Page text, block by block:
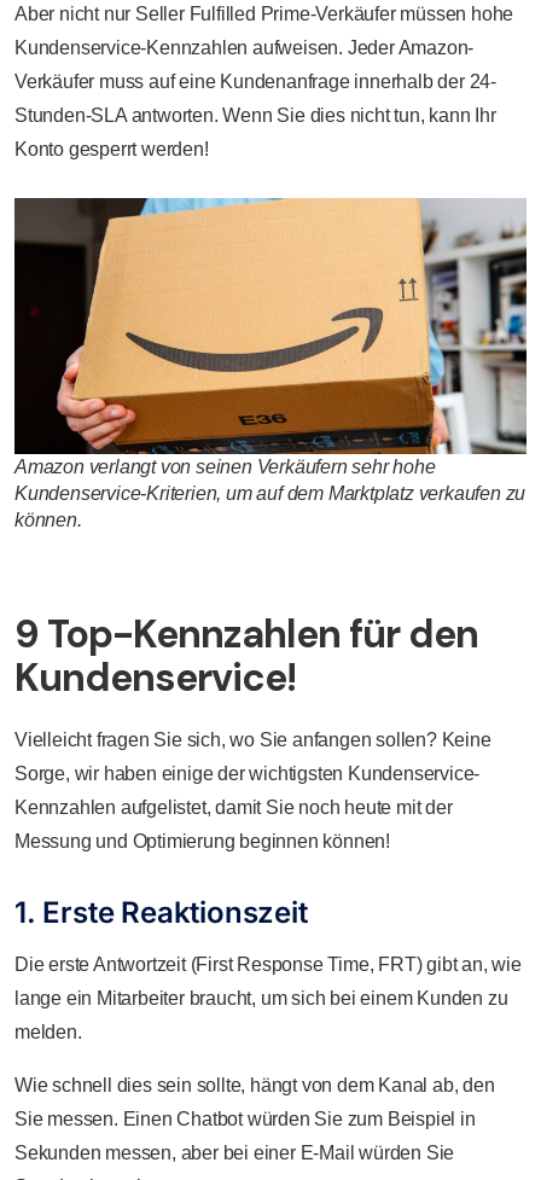
Aber nicht nur Seller Fulfilled Prime-Verkäufer müssen hohe
Kundenservice-Kennzahlen aufweisen. Jeder Amazon-
Verkäufer muss auf eine Kundenanfrage innerhalb der 24-
Stunden-SLA antworten. Wenn Sie dies nicht tun, kann Ihr
Konto gesperrt werden!
Amazon verlangt von seinen Verkäufern sehr hohe
Kundenservice-Kriterien, um auf dem Marktplatz verkaufen zu
können.
9 Top-Kennzahlen für den
Kundenservice!
Vielleicht fragen Sie sich, wo Sie anfangen sollen? Keine
Sorge, wir haben einige der wichtigsten Kundenservice-
Kennzahlen aufgelistet, damit Sie noch heute mit der
Messung und Optimierung beginnen können!
1. Erste Reaktionszeit
Die erste Antwortzeit (First Response Time, FRT) gibt an, wie
lange ein Mitarbeiter braucht, um sich bei einem Kunden zu
melden.
Wie schnell dies sein sollte, hängt von dem Kanal ab, den
Sie messen. Einen Chatbot würden Sie zum Beispiel in
Sekunden messen, aber bei einer E-Mail würden Sie